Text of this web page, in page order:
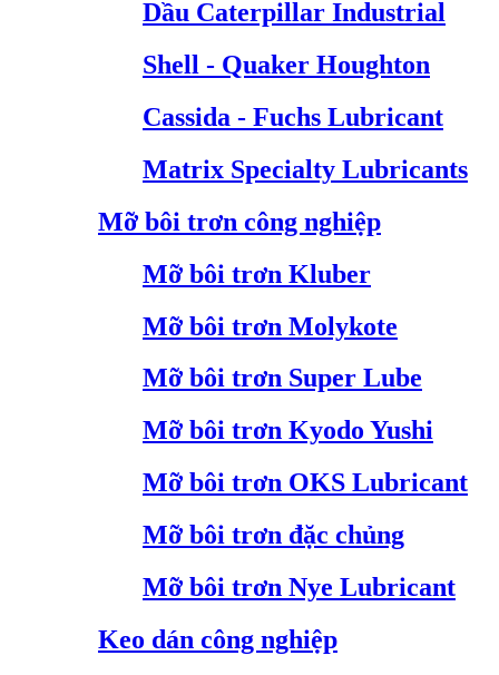
Dầu Caterpillar Industrial
Shell - Quaker Houghton
Cassida - Fuchs Lubricant
Matrix Specialty Lubricants
Mỡ bôi trơn công nghiệp
Mỡ bôi trơn Kluber
Mỡ bôi trơn Molykote
Mỡ bôi trơn Super Lube
Mỡ bôi trơn Kyodo Yushi
Mỡ bôi trơn OKS Lubricant
Mỡ bôi trơn đặc chủng
Mỡ bôi trơn Nye Lubricant
Keo dán công nghiệp